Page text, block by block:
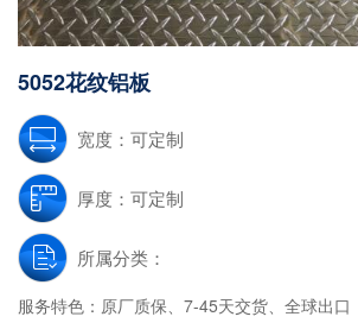
5052花纹铝板
宽度：可定制
厚度：可定制
所属分类：
服务特色： 原厂质保、7-45天交货、全球出口